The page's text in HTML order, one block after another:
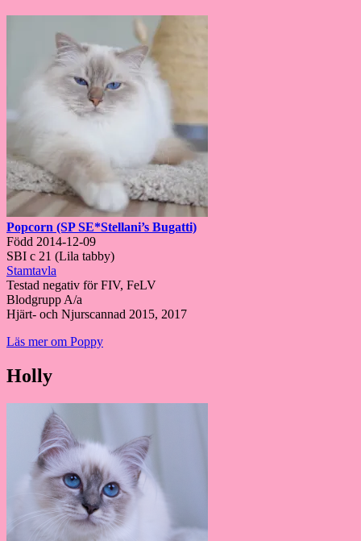
Popcorn (SP SE*Stellani’s Bugatti)
Född 2014-12-09
SBI c 21 (Lila tabby)
Stamtavla
Testad negativ för FIV, FeLV
Blodgrupp A/a
Hjärt- och Njurscannad 2015, 2017
Läs mer om Poppy
Holly